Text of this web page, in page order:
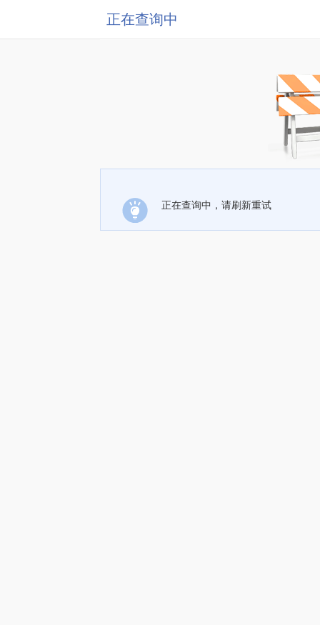
正在查询中
正在查询中，请刷新重试